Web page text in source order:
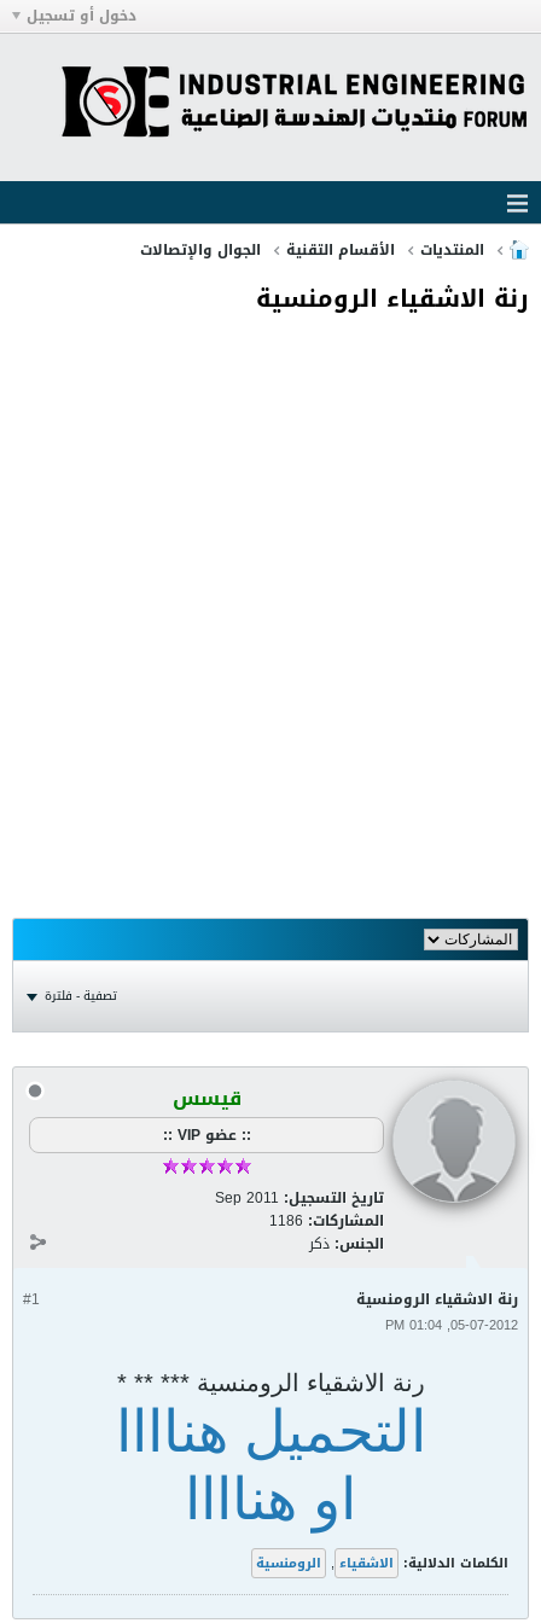
دخول أو تسجيل
المنتديات الأقسام التقنية الجوال والإتصالات
رنة الاشقياء الرومنسية
تصفية - فلترة
قيسس
:: عضو VIP ::
تاريخ التسجيل: Sep 2011
المشاركات: 1186
الجنس: ذكر
#1 رنة الاشقياء الرومنسية
05-07-2012, 01:04 PM
رنة الاشقياء الرومنسية *** ** *
التحميل هناااا
او هناااا
الكلمات الدلالية: الاشقياء , الرومنسية